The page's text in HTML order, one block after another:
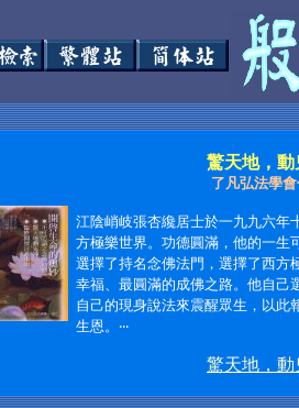
驚天地，動
了凡弘法學
江陰峭岐張杏纔居士於一九九六年
方極樂世界。功德圓滿，他的一生
選擇了持名念佛法門，選擇了西方
幸福、最圓滿的成佛之路。他自己
自己的現身說法來震醒眾生，以此
生恩。‧‧‧
驚天地，動